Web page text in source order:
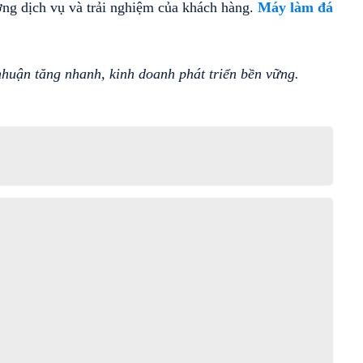
dịch vụ và trải nghiệm của khách hàng. Máy làm đá
tăng nhanh, kinh doanh phát triển bền vững.